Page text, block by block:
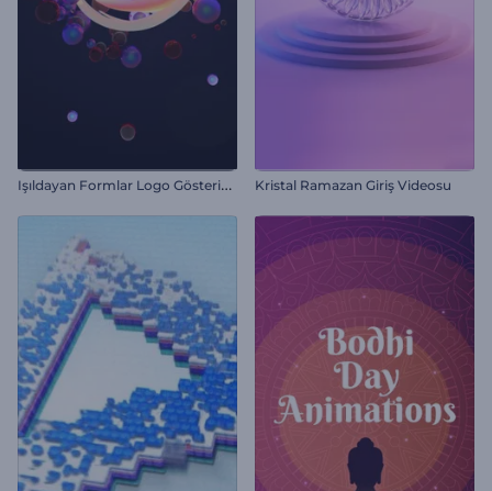
I
şıldayan Formlar Logo Gösterimi Kristal Ramazan Giriş Videosu